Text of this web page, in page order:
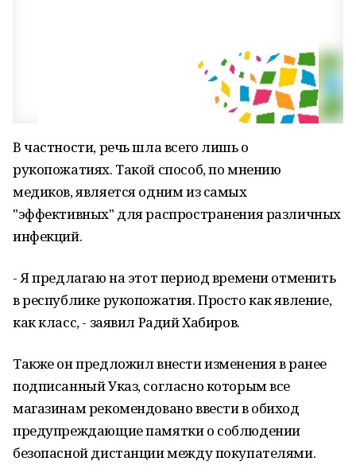
В частности, речь шла всего лишь о
рукопожатиях. Такой способ, по мнению
медиков, является одним из самых
"эффективных" для распространения различных
инфекций.
- Я предлагаю на этот период времени отменить
в республике рукопожатия. Просто как явление,
как класс, - заявил Радий Хабиров.
Также он предложил внести изменения в ранее
подписанный Указ, согласно которым все
магазинам рекомендовано ввести в обиход
предупреждающие памятки о соблюдении
безопасной дистанции между покупателями.